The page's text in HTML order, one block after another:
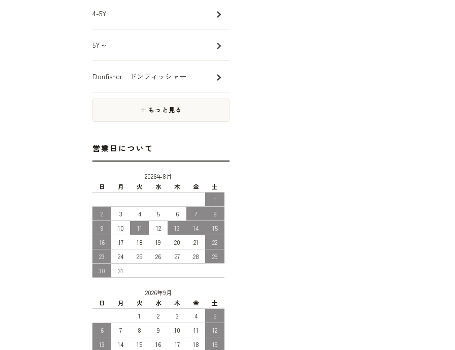
4-5Y
5Y～
Donfisher ドンフィッシャー
＋ もっと見る
営業日について
2026年8月
日
月 火 水 木 金
土
1
2
3 4 5 6 7
8
9
10 11 12 13 14
15
16
17 18 19 20 21
22
23
24 25 26 27 28
29
30
31
2026年9月
日
月 火 水 木 金
土
1
2 3 4
5
6
7 8 9 10 11
12
13
14 15 16 17 18
19